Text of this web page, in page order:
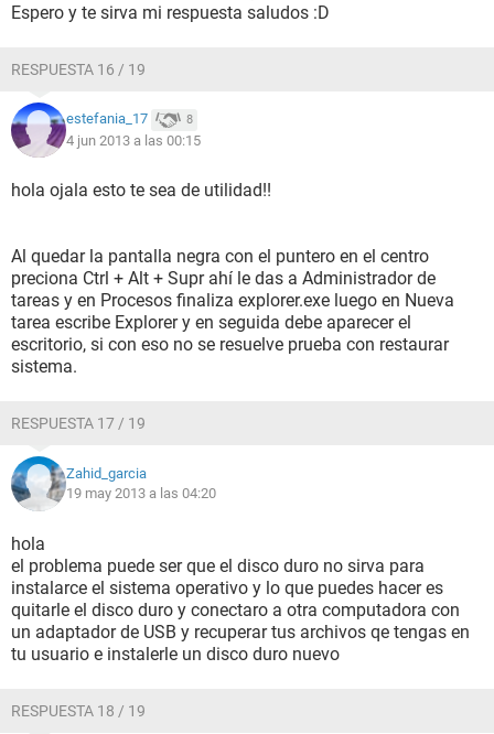
Espero y te sirva mi respuesta saludos :D
RESPUESTA 16 / 19
estefania_17 8
4 jun 2013 a las 00:15
hola ojala esto te sea de utilidad!!
Al quedar la pantalla negra con el puntero en el centro
preciona Ctrl + Alt + Supr ahí le das a Administrador de
tareas y en Procesos finaliza explorer.exe luego en Nueva
tarea escribe Explorer y en seguida debe aparecer el
escritorio, si con eso no se resuelve prueba con restaurar
sistema.
RESPUESTA 17 / 19
Zahid_garcia
19 may 2013 a las 04:20
hola
el problema puede ser que el disco duro no sirva para
instalarce el sistema operativo y lo que puedes hacer es
quitarle el disco duro y conectaro a otra computadora con
un adaptador de USB y recuperar tus archivos qe tengas en
tu usuario e instalerle un disco duro nuevo
RESPUESTA 18 / 19